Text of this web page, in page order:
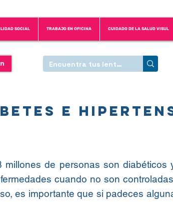
SOCIAL TRABAJO EN OFICINA CUIDADO DE LA SALUD VISUL
e
millones de personas son diabéticos
cuando no son
es importante que si padeces